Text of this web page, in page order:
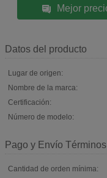
Mejor
Datos del producto
Lugar de origen:
Nombre de la marca:
Certificación:
Número de modelo:
Pago y Envío Términos
Cantidad de orden mínima: